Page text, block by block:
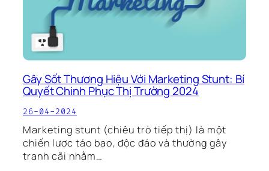
Gây Sốt Thương Hiệu Với Marketing Stunt: Bí
Quyết Chinh Phục Thị Trường 2024
26-04-2024
Marketing stunt (chiêu trò tiếp thị) là một
chiến lược táo bạo, độc đáo và thường gây
tranh cãi nhằm…